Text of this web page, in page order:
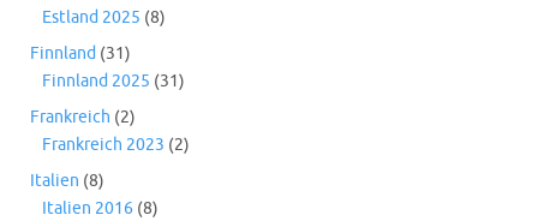
Estland 2025 (8)
Finnland (31)
Finnland 2025 (31)
Frankreich (2)
Frankreich 2023 (2)
Italien (8)
Italien 2016 (8)